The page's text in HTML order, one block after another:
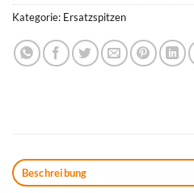
Kategorie: Ersatzspitzen
Beschreibung